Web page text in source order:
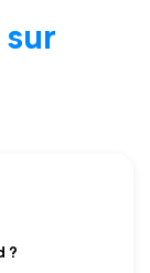
sur
?